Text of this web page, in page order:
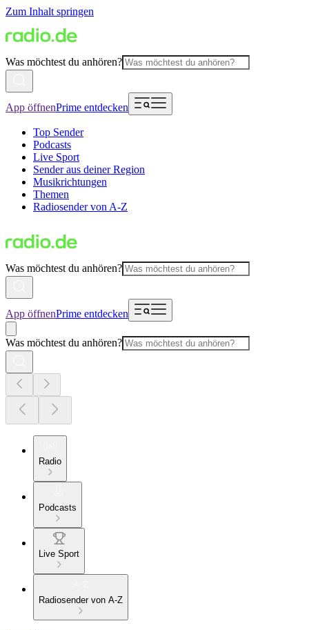
Zum Inhalt springen
Was möchtest du anhören?
App öffnenPrime entdecken
Top Sender
Podcasts
Live Sport
Sender aus deiner Region
Musikrichtungen
Themen
Radiosender von A-Z
Was möchtest du anhören?
App öffnenPrime entdecken
Was möchtest du anhören?
Radio
Podcasts
Live Sport
Radiosender von A-Z